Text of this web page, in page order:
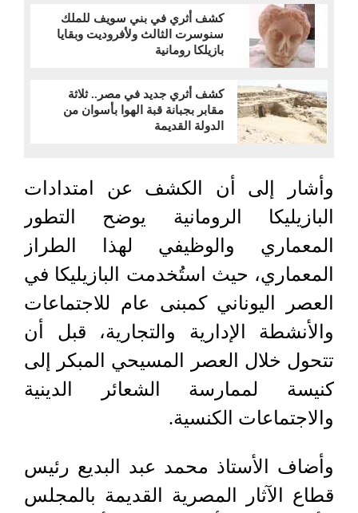
كشف أثري في بني سويف للملك
سنوسرت الثالث ولأفروديت وبقايا
بازيلكا رومانية
كشف أثري جديد في مصر.. ثلاثة
مقابر بجبانة قبة الهوا بأسوان من
الدولة القديمة
وأشار إلى أن الكشف عن امتدادات
البازيليكا الرومانية يوضح التطور
المعماري والوظيفي لهذا الطراز
المعماري، حيث استُخدمت البازيليكا في
العصر اليوناني كمبنى عام للاجتماعات
والأنشطة الإدارية والتجارية، قبل أن
تتحول خلال العصر المسيحي المبكر إلى
كنيسة لممارسة الشعائر الدينية
والاجتماعات الكنسية.
وأضاف الأستاذ محمد عبد البديع رئيس
قطاع الآثار المصرية القديمة بالمجلس